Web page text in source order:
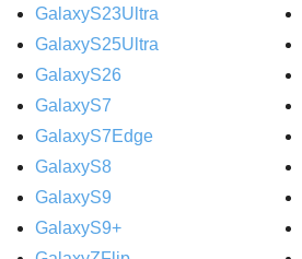
GalaxyS23Ultra
GalaxyS25Ultra
GalaxyS26
GalaxyS7
GalaxyS7Edge
GalaxyS8
GalaxyS9
GalaxyS9+